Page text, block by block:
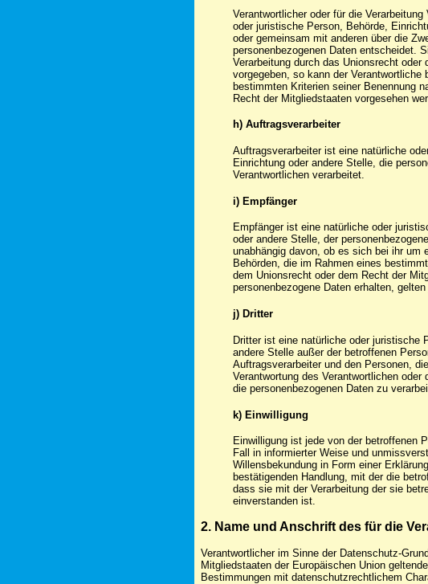
Verantwortlicher oder für die
oder juristische Person, Behörde,
oder gemeinsam mit anderen über die
personenbezogenen Daten entscheidet.
Verarbeitung durch das Unionsrecht
vorgegeben, so kann der Verantwortliche
bestimmten Kriterien seiner Benennung
Recht der Mitgliedstaaten vorgesehen
h) Auftragsverarbeiter
Auftragsverarbeiter ist eine natürliche
Einrichtung oder andere Stelle, die
Verantwortlichen verarbeitet.
i) Empfänger
Empfänger ist eine natürliche oder
oder andere Stelle, der
unabhängig davon, ob es sich bei ihr um
Behörden, die im Rahmen eines
dem Unionsrecht oder dem Recht der
personenbezogene Daten erhalten,
j) Dritter
Dritter ist eine natürliche oder juristische
andere Stelle außer der betroffenen
Auftragsverarbeiter und den Personen,
Verantwortung des Verantwortlichen oder
die personenbezogenen Daten zu
k) Einwilligung
Einwilligung ist jede von der betroffenen
Fall in informierter Weise und
Willensbekundung in Form einer
bestätigenden Handlung, mit der die
dass sie mit der Verarbeitung der sie
einverstanden ist.
2. Name und Anschrift des für die
Verantwortlicher im Sinne der Datenschutz-
Mitgliedstaaten der Europäischen Union
Bestimmungen mit datenschutzrechtlichem